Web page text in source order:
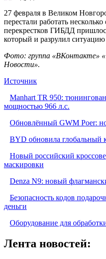
27 февраля в Великом
перестали работать
перекрестков ГИБДД
который и разрулил ситуацию
Фото: группа «ВКонтакте»
Новости».
Источник
Manhart TR 950:
мощностью 966 л.с.
Обновлённый GWM Poer:
BYD обновила глобальный
Новый российский
маскировки
Denza N9: новый
Безопасность кодов
деньги
Оборудование для
Лента новостей: